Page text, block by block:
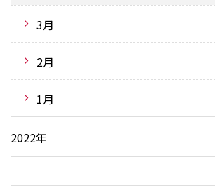
3月
2月
1月
2022年